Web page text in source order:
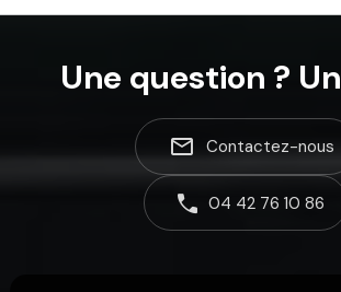
Une question ?
mail_outline Contactez-nous
04 42 76 10 86